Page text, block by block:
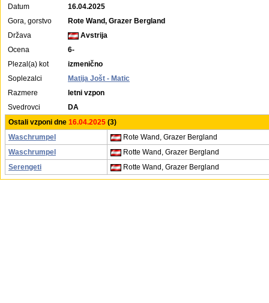
Datum
16.04.2025
Gora, gorstvo
Rote Wand, Grazer Bergland
Država
Avstrija
Ocena
6-
Plezal(a) kot
izmenično
Soplezalci
Matija Jošt - Matic
Razmere
letni vzpon
Svedrovci
DA
Ostali vzponi dne 16.04.2025 (3)
Waschrumpel
Rote Wand, Grazer Bergland
Waschrumpel
Rotte Wand, Grazer Bergland
Serengeti
Rotte Wand, Grazer Bergland